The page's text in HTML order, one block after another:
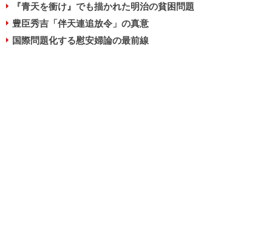
『青天を衝け』でも描かれた明治の貧困問題
豊臣秀吉「伴天連追放令」の真意
国際問題化する慰安婦論の最前線